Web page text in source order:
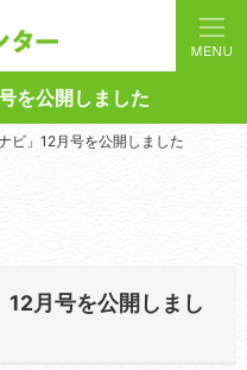
を公開しました
施設をご案内しています。
ビ」12月号を公開しました
12月号を公開しまし
ビ」12月号を公開しました